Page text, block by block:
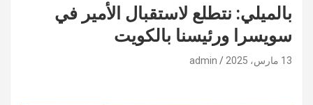
بالميلي: نتطلع لاستقبال الأمير في
سويسرا ورئيسنا بالكويت
13 مارس، 2025 admin